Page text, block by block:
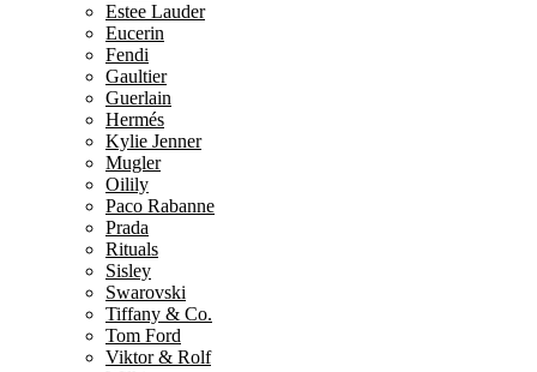
Estee Lauder
Eucerin
Fendi
Gaultier
Guerlain
Hermés
Kylie Jenner
Mugler
Oilily
Paco Rabanne
Prada
Rituals
Sisley
Swarovski
Tiffany & Co.
Tom Ford
Viktor & Rolf